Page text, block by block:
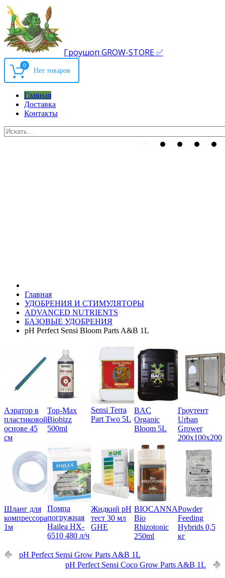
Гроушоп GROW-STORE ✅
0
Главная
Доставка
Контакты
Главная
УДОБРЕНИЯ И СТИМУЛЯТОРЫ
ADVANCED NUTRIENTS
БАЗОВЫЕ УДОБРЕНИЯ
pH Perfect Sensi Bloom Parts A&B 1L
Аэратор в
пластиковой
основе 45
см
Top-Max
Biobizz
500ml
Sensi Terra
Part Two 5L
BAC
Organic
Bloom 5L
Гроутент
Urban
Grower
200х100х200
Шланг для
компрессора
1м
Помпа
погружная
Hailea HX-
6510 480 л/ч
Жидкий pH
тест 30 мл
GHE
BIOCANNA
Bio
Rhizotonic
250ml
Powder
Feeding
Hybrids 0,5
кг
pH Perfect Sensi Grow Parts A&B 1L
pH Perfect Sensi Coco Grow Parts A&B 1L